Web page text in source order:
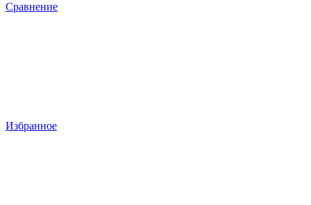
Сравнение
Избранное